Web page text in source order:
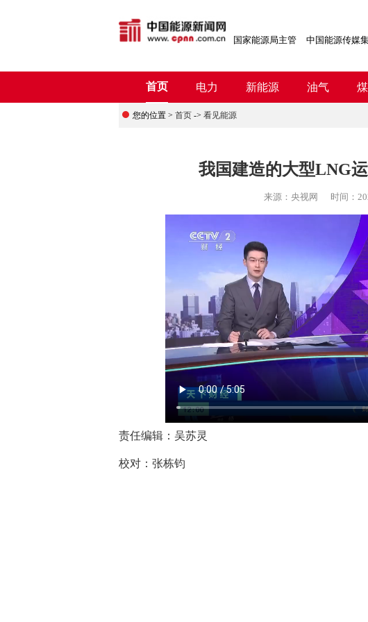
国家能源局主管 中国能源传媒
首页 电力 新能源 油气
您的位置 > 首页 -> 看见能源
我国建造的大型LNG
来源： 央视网 时间：
责任编辑：吴苏灵
校对：张栋钧